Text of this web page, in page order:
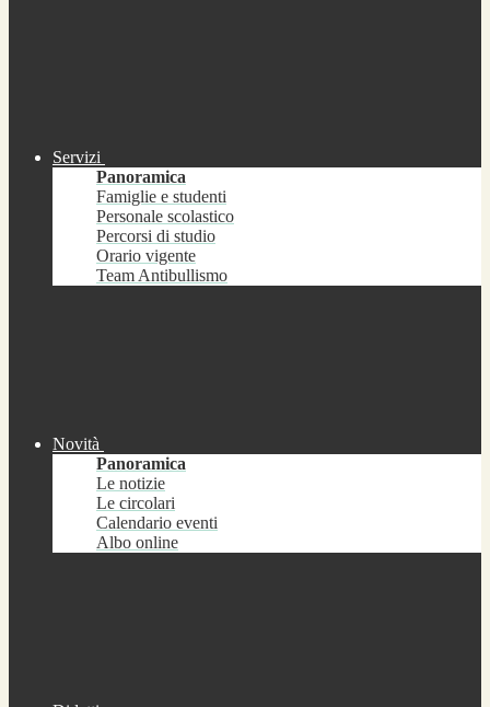
Servizi
Panoramica
Famiglie e studenti
Personale scolastico
Percorsi di studio
Orario vigente
Team Antibullismo
Novità
Panoramica
Le notizie
Le circolari
Calendario eventi
Albo online